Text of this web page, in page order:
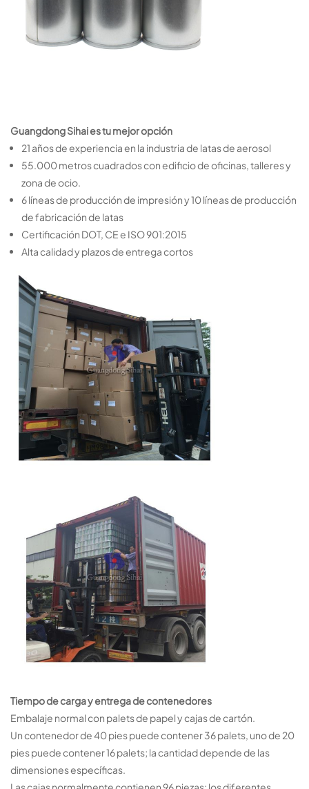
Guangdong Sihai es tu mejor opción
21 años de experiencia en la industria de latas de aerosol
55.000 metros cuadrados con edificio de oficinas, talleres y
zona de ocio.
6 líneas de producción de impresión y 10 líneas de producción
de fabricación de latas
Certificación DOT, CE e ISO 901:2015
Alta calidad y plazos de entrega cortos
Tiempo de carga y entrega de contenedores
Embalaje normal con palets de papel y cajas de cartón.
Un contenedor de 40 pies puede contener 36 palets, uno de 20
pies puede contener 16 palets; la cantidad depende de las
dimensiones específicas.